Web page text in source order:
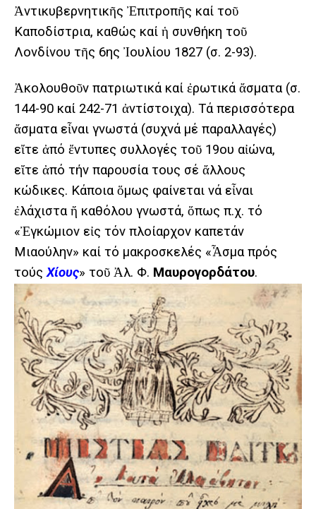
Ἀντικυβερνητικῆς Ἐπιτροπῆς καί τοῦ
Καποδίστρια, καθώς καί ἡ συνθήκη τοῦ
Λονδίνου τῆς 6ης Ἰουλίου 1827 (σ. 2-93).
Ἀκολουθοῦν πατριωτικά καί ἐρωτικά ἄσματα (σ.
144-90 καί 242-71 ἀντίστοιχα). Τά περισσότερα
ἄσματα εἶναι γνωστά (συχνά μέ παραλλαγές)
εἴτε ἀπό ἔντυπες συλλογές τοῦ 19ου αἰώνα,
εἴτε ἀπό τήν παρουσία τους σέ ἄλλους
κώδικες. Κάποια ὅμως φαίνεται νά εἶναι
ἐλάχιστα ἤ καθόλου γνωστά, ὅπως π.χ. τό
«Ἐγκώμιον εἰς τόν πλοίαρχον καπετάν
Μιαούλην» καί τό μακροσκελές «Ἆσμα πρός
τούςΧίους» τοῦ Ἀλ. Φ. Μαυρογορδάτου.